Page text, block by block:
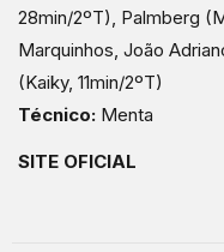
28min/2ºT), Palmberg
Marquinhos, João
(Kaiky, 11min/2ºT)
Técnico: Menta
SITE OFICIAL